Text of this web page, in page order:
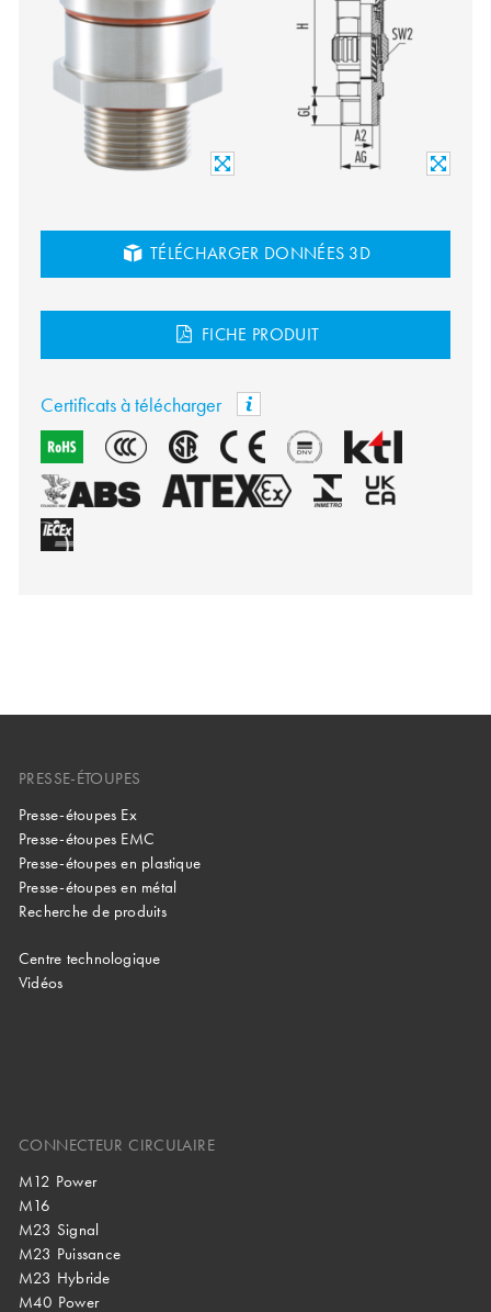
TÉLÉCHARGER DONNÉES 3D
FICHE PRODUIT
Certificats à télécharger
PRESSE-ÉTOUPES
Presse-étoupes Ex
Presse-étoupes EMC
Presse-étoupes en plastique
Presse-étoupes en métal
Recherche de produits
Centre technologique
Vidéos
CONNECTEUR CIRCULAIRE
M12 Power
M16
M23 Signal
M23 Puissance
M23 Hybride
M40 Power